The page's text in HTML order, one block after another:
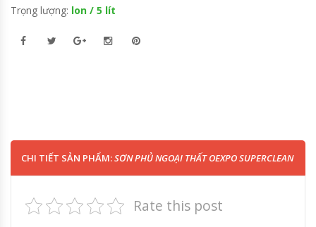
Trọng lượng: lon / 5 lít
CHI TIẾT SẢN PHẨM:SƠN PHỦ NGOẠI THẤT OEXPO SUPERCLEAN
Rate this post